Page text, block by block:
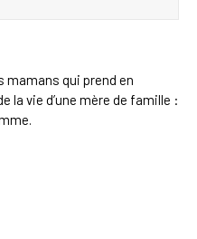
mamans qui prend en
la vie d’une mère de famille :